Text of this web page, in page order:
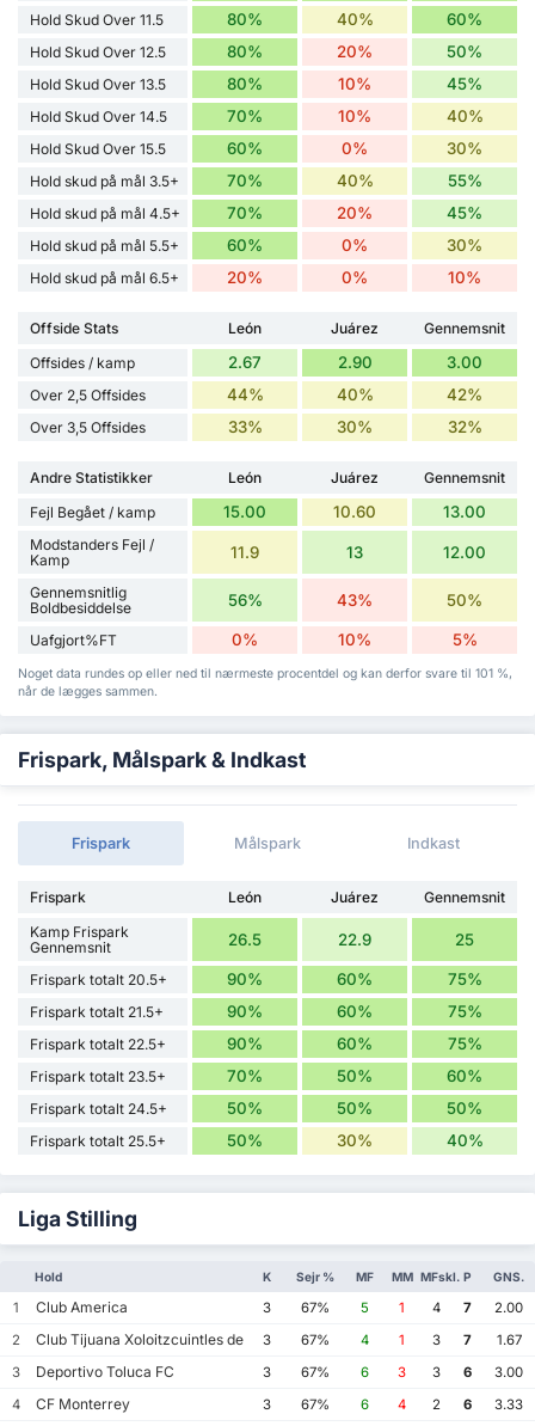
Hold Skud Over 11.5 80% 40% 60%
Hold Skud Over 12.5 80% 20% 50%
Hold Skud Over 13.5 80% 10% 45%
Hold Skud Over 14.5 70% 10% 40%
Hold Skud Over 15.5 60% 0% 30%
Hold skud på mål 3.5+ 70% 40% 55%
Hold skud på mål 4.5+ 70% 20% 45%
Hold skud på mål 5.5+ 60% 0% 30%
Hold skud på mål 6.5+ 20% 0% 10%
Offside Stats León Juárez
Gennemsnit
Offsides / kamp
2.67 2.90 3.00
Over 2,5 Offsides 44% 40% 42%
Over 3,5 Offsides 33% 30% 32%
Andre Statistikker León Juárez
Gennemsnit
Fejl Begået / kamp
15.00 10.60 13.00
Modstanders Fejl /
Kamp
11.9 13 12.00
Gennemsnitlig
Boldbesiddelse
56% 43% 50%
Uafgjort%FT 0% 10% 5%
Noget data rundes op eller ned til nærmeste procentdel og kan derfor svare til 101 %,
når de lægges sammen.
Frispark, Målspark & Indkast
Frispark Målspark Indkast
Frispark León Juárez
Gennemsnit
Kamp Frispark
Gennemsnit
26.5 22.9 25
Frispark totalt 20.5+ 90% 60% 75%
Frispark totalt 21.5+ 90% 60% 75%
Frispark totalt 22.5+ 90% 60% 75%
Frispark totalt 23.5+ 70% 50% 60%
Frispark totalt 24.5+ 50% 50% 50%
Frispark totalt 25.5+ 50% 30% 40%
Liga Stilling
Hold K Sejr % MF MM MFskl. P GNS.
1 Club America 3 67% 5 1 4 7
2.00
2
Club Tijuana Xoloitzcuintles de Caliente
3 67% 4 1 3 7
1.67
3
Deportivo Toluca FC 3 67% 6 3 3 6
3.00
4
CF Monterrey 3 67% 6 4 2 6 3.33